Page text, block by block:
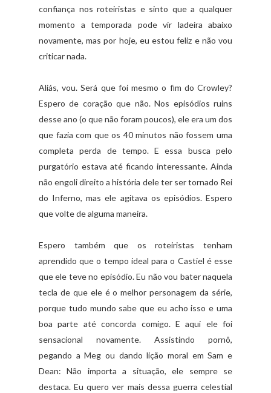
confiança nos roteiristas e sinto que a qualquer
momento a temporada pode vir ladeira abaixo
novamente, mas por hoje, eu estou feliz e não vou
criticar nada.
Aliás, vou. Será que foi mesmo o fim do Crowley?
Espero de coração que não. Nos episódios ruins
desse ano (o que não foram poucos), ele era um dos
que fazia com que os 40 minutos não fossem uma
completa perda de tempo. E essa busca pelo
purgatório estava até ficando interessante. Ainda
não engoli direito a história dele ter ser tornado Rei
do Inferno, mas ele agitava os episódios. Espero
que volte de alguma maneira.
Espero também que os roteiristas tenham
aprendido que o tempo ideal para o Castiel é esse
que ele teve no episódio. Eu não vou bater naquela
tecla de que ele é o melhor personagem da série,
porque tudo mundo sabe que eu acho isso e uma
boa parte até concorda comigo. E aqui ele foi
sensacional novamente. Assistindo pornô,
pegando a Meg ou dando lição moral em Sam e
Dean: Não importa a situação, ele sempre se
destaca. Eu quero ver mais dessa guerra celestial